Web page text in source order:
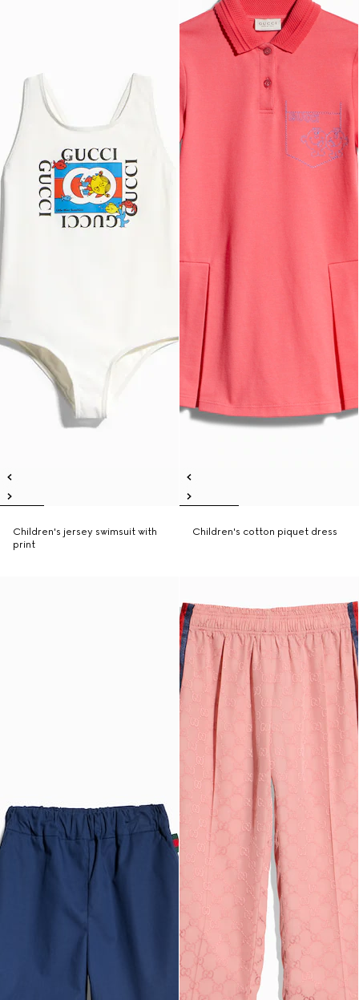
Children's jersey swimsuit with
print
Children's cotton piquet dress